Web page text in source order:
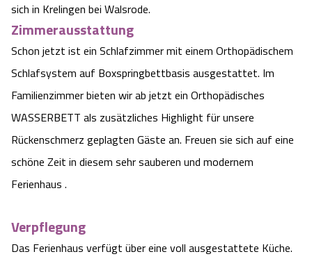
Kontakt
Landschaftsführungen
Veranstaltungen
Unterkünfte
Ausflugsziele
sich in Krelingen bei Walsrode.
Zimmerausstattung
Schon jetzt ist ein Schlafzimmer mit einem Orthopädischem
Schlafsystem auf Boxspringbettbasis ausgestattet. Im
Familienzimmer bieten wir ab jetzt ein Orthopädisches
WASSERBETT als zusätzliches Highlight für unsere
Rückenschmerz geplagten Gäste an. Freuen sie sich auf eine
schöne Zeit in diesem sehr sauberen und modernem
Ferienhaus .
Verpflegung
Das Ferienhaus verfügt über eine voll ausgestattete Küche.